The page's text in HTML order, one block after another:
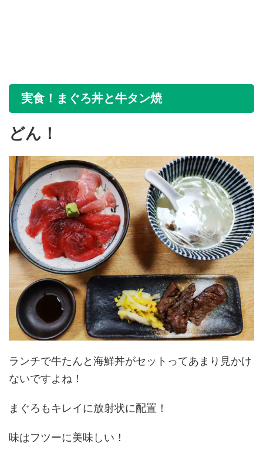
実食！まぐろ丼と牛タン焼
どん！
ランチで牛たんと海鮮丼がセットってあまり見かけ
ないですよね！
まぐろもキレイに放射状に配置！
味はフツーに美味しい！